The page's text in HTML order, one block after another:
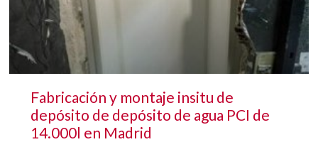
Fabricación y montaje insitu de
depósito de depósito de agua PCI de
14.000l en Madrid